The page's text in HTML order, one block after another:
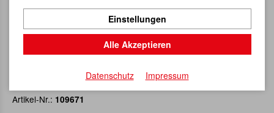
Rahmen mit Reißverschluss
Artikel-Nr.: 109671
Einstellungen
Alle Akzeptieren
Datenschutz Impressum